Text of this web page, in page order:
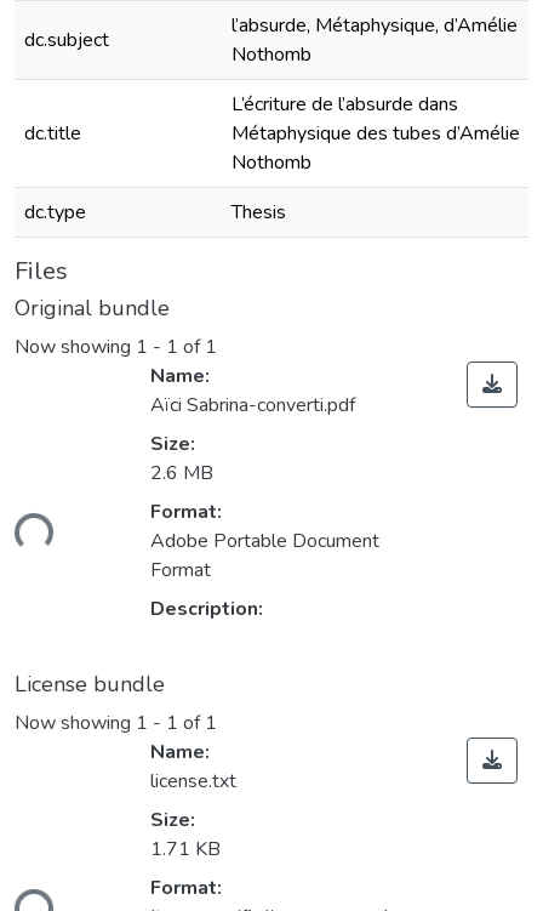
dc.subject
l’absurde, Métaphysique, d’Amélie
Nothomb
dc.title
L’écriture de l’absurde dans
Métaphysique des tubes d’Amélie
Nothomb
dc.type
Thesis
Files
Original bundle
Now showing 1 - 1 of 1
Name:
Aïci Sabrina-converti.pdf
Size:
2.6 MB
Format:
Adobe Portable Document
Format
Description:
License bundle
Now showing 1 - 1 of 1
Name:
license.txt
Size:
1.71 KB
Format: